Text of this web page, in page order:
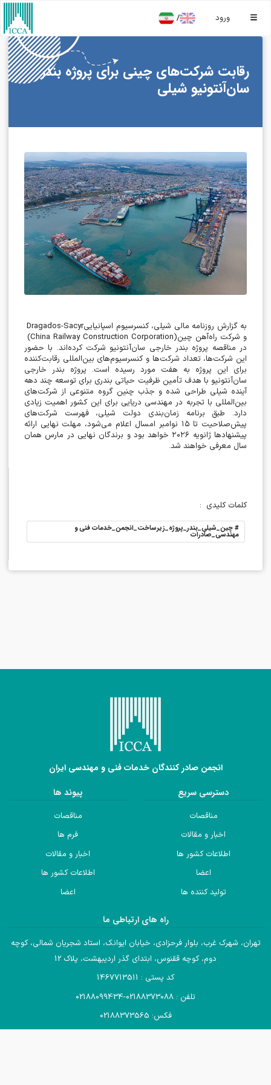
ورود /
رقابت شرکت‌های چینی برای پروژه بندر
سان‌آنتونیو شیلی
به گزارش روزنامه مالی شیلی، کنسرسیوم اسپانیاییDragados-Sacyr
و شرکت راه‌آهن چین(China Railway Construction Corporation)
در مناقصه پروژه بندر خارجی سان‌آنتونیو شرکت کرده‌اند. با حضور
این شرکت‌ها، تعداد شرکت‌ها و کنسرسیوم‌های بین‌المللی رقابت‌کننده
برای این پروژه به هفت مورد رسیده است. پروژه بندر خارجی
سان‌آنتونیو با هدف تأمین ظرفیت حیاتی بندری برای توسعه چند دهه
آینده شیلی طراحی شده و جذب چنین گروه متنوعی از شرکت‌های
بین‌المللی با تجربه در مهندسی دریایی برای این کشور اهمیت زیادی
دارد. طبق برنامه زمان‌بندی دولت شیلی، فهرست شرکت‌های
پیش‌صلاحیت تا ۱۵ نوامبر امسال اعلام می‌شود، مهلت نهایی ارائه
پیشنهادها ژانویه ۲۰۲۶ خواهد بود و برندگان نهایی در مارس همان
سال معرفی خواهند شد.
کلمات کلیدی :
#چین_شیلی_بندر_پروژه_زیرساخت_انجمن_خدمات فنی و
مهندسی_صادرات
انجمن صادر کنندگان خدمات فنی و مهندسی ایران
دسترسی سریع
مناقصات
اخبار و مقالات
اطلاعات کشور ها
اعضا
تولید کننده ها
پیوند ها
مناقصات
فرم ها
اخبار و مقالات
اطلاعات کشور ها
اعضا
راه های ارتباطی ما
تهران، شهرک غرب، بلوار فرحزادی، خیابان ایوانک، استاد شجریان شمالی، کوچه
دوم، کوچه ققنوس، ابتدای گذر اردیبهشت، پلاک 12
کد پستی : 1467713511
تلفن : 02188373088-02188099434
فکس: 02188373565